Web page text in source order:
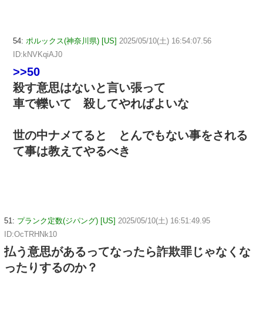
54: ポルックス(神奈川県) [US] 2025/05/10(土) 16:54:07.56
ID:kNVKqiAJ0
>>50
殺す意思はないと言い張って
車で轢いて 殺してやればよいな
世の中ナメてると とんでもない事をされる
て事は教えてやるべき
51: プランク定数(ジパング) [US] 2025/05/10(土) 16:51:49.95
ID:OcTRHNk10
払う意思があるってなったら詐欺罪じゃなくな
ったりするのか？